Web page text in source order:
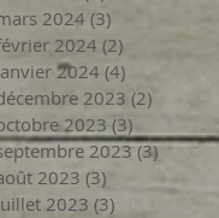
2024 (3)
2024 (2)
2024 (4)
2023 (2)
2023 (3)
2023(3)3 posts
2023 (3)
2023 (3)